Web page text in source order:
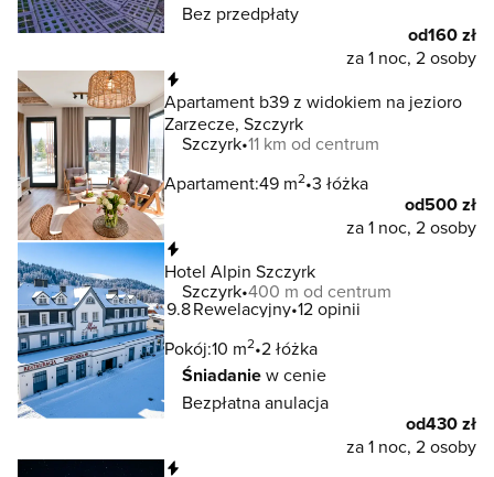
Bez przedpłaty
od160 zł
za 1 noc, 2 osoby
Apartament b39 z widokiem na jezioro
Zarzecze, Szczyrk
Szczyrk 11 km od centrum
Apartament:49 m2 3 łóżka
od500 zł
za 1 noc, 2 osoby
Hotel Alpin Szczyrk
Szczyrk 400 m od centrum
9.8Rewelacyjny 12 opinii
Pokój:10 m2 2 łóżka
Śniadaniew cenie
Bezpłatna anulacja
od430 zł
za 1 noc, 2 osoby